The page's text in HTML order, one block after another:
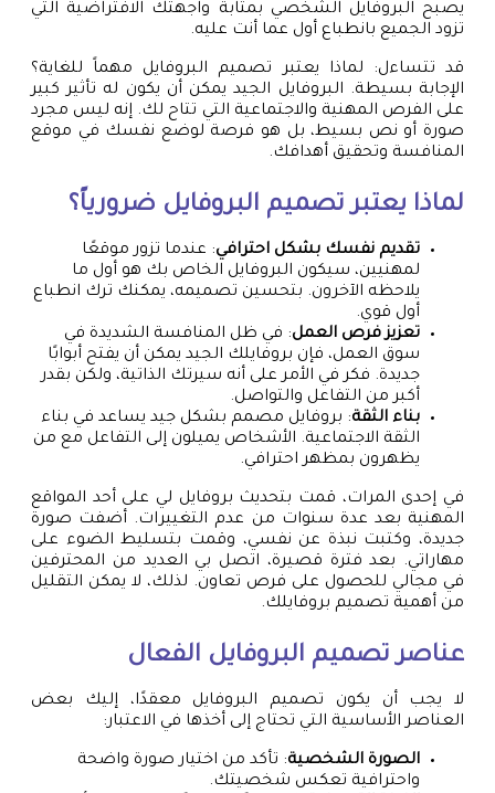
يصبح البروفايل الشخصي بمثابة واجهتك الافتراضية التي
تزود الجميع بانطباع أول عما أنت عليه.
قد تتساءل: لماذا يعتبر تصميم البروفايل مهماً للغاية؟
الإجابة بسيطة. البروفايل الجيد يمكن أن يكون له تأثير كبير
على الفرص المهنية والاجتماعية التي تتاح لك. إنه ليس مجرد
صورة أو نص بسيط، بل هو فرصة لوضع نفسك في موقع
المنافسة وتحقيق أهدافك.
لماذا يعتبر تصميم البروفايل ضرورياً؟
تقديم نفسك بشكل احترافي: عندما تزور موقعًا
لمهنيين، سيكون البروفايل الخاص بك هو أول ما
يلاحظه الآخرون. بتحسين تصميمه، يمكنك ترك انطباع
أول قوي.
تعزيز فرص العمل: في ظل المنافسة الشديدة في
سوق العمل، فإن بروفايلك الجيد يمكن أن يفتح أبوابًا
جديدة. فكر في الأمر على أنه سيرتك الذاتية، ولكن بقدر
أكبر من التفاعل والتواصل.
بناء الثقة: بروفايل مصمم بشكل جيد يساعد في بناء
الثقة الاجتماعية. الأشخاص يميلون إلى التفاعل مع من
يظهرون بمظهر احترافي.
في إحدى المرات، قمت بتحديث بروفايل لي على أحد المواقع
المهنية بعد عدة سنوات من عدم التغييرات. أضفت صورة
جديدة، وكتبت نبذة عن نفسي، وقمت بتسليط الضوء على
مهاراتي. بعد فترة قصيرة، اتصل بي العديد من المحترفين
في مجالي للحصول على فرص تعاون. لذلك، لا يمكن التقليل
من أهمية تصميم بروفايلك.
عناصر تصميم البروفايل الفعال
لا يجب أن يكون تصميم البروفايل معقدًا، إليك بعض
العناصر الأساسية التي تحتاج إلى أخذها في الاعتبار:
الصورة الشخصية: تأكد من اختيار صورة واضحة
واحترافية تعكس شخصيتك.